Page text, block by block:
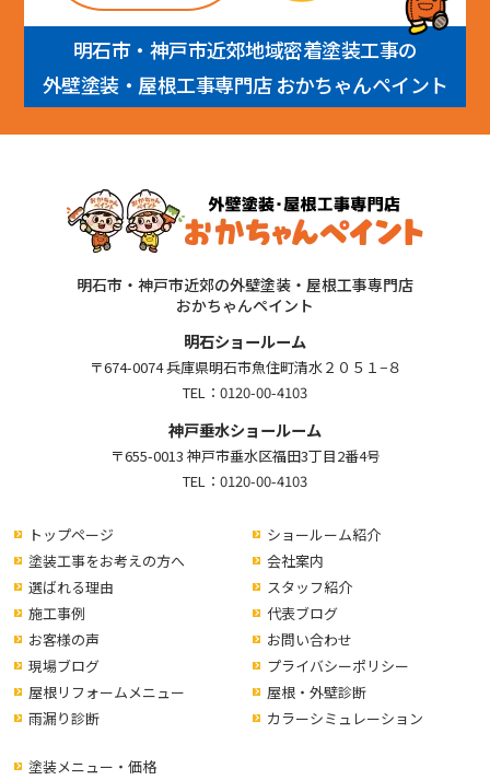
明石市・神戸市近郊地域密着塗装工事の
外壁塗装・屋根工事専門店 おかちゃんペイント
明石市・神戸市近郊の外壁塗装・屋根工事専門店
おかちゃんペイント
明石ショールーム
〒674-0074 兵庫県明石市魚住町清水２０５１−８
TEL： 0120-00-4103
神戸垂水ショールーム
〒655-0013 神戸市垂水区福田3丁目2番4号
TEL： 0120-00-4103
トップページ
塗装工事をお考えの方へ
選ばれる理由
ショールーム紹介
会社案内
スタッフ紹介
施工事例
お客様の声
現場ブログ
代表ブログ
お問い合わせ
プライバシーポリシー
屋根リフォームメニュー
雨漏り診断
屋根・外壁診断
カラーシミュレーション
塗装メニュー・価格